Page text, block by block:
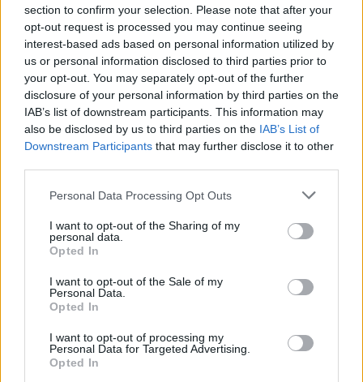
section to confirm your selection. Please note that after your
opt-out request is processed you may continue seeing
interest-based ads based on personal information utilized by
us or personal information disclosed to third parties prior to
your opt-out. You may separately opt-out of the further
disclosure of your personal information by third parties on the
IAB’s list of downstream participants. This information may
also be disclosed by us to third parties on the IAB’s List of
Downstream Participants that may further disclose it to other
Personal Data Processing Opt Outs
I want to opt-out of the Sharing of my
personal data.
Opted In
I want to opt-out of the Sale of my
Personal Data.
Opted In
I want to opt-out of processing my
Personal Data for Targeted Advertising.
Opted In
07:07
Τέσσερις ασκήσεις σε όρθια στάση που μετά τα 60
ενδυναμώνουν τους γλουτούς καλύτερα από τα squats -
Βίντεο
07:06
Εορτολόγιο: Ποιοι γιορτάζουν σήμερα 8 Αυγούστου
07:00
Αντί για καφέ: Τρία ροφήματα για άμεσο "ξύπνημα" και
06:55
Πυρκαγιές: «Πολύ υψηλός» ο κίνδυνος και σήμερα στην
Κρήτη - Δείτε χάρτη
06:44
Σητεία: Καλύτερη η εικόνα με την φωτιά στα Αχλάδια -
06:21